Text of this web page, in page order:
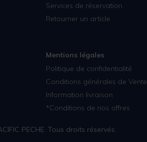
Services de réservation
Retourner un article
Mentions légales
Politique de confidentialité
Conditions générales de Vente
Information livraison
*Conditions de nos offres
PECHE. Tous droits réservés.